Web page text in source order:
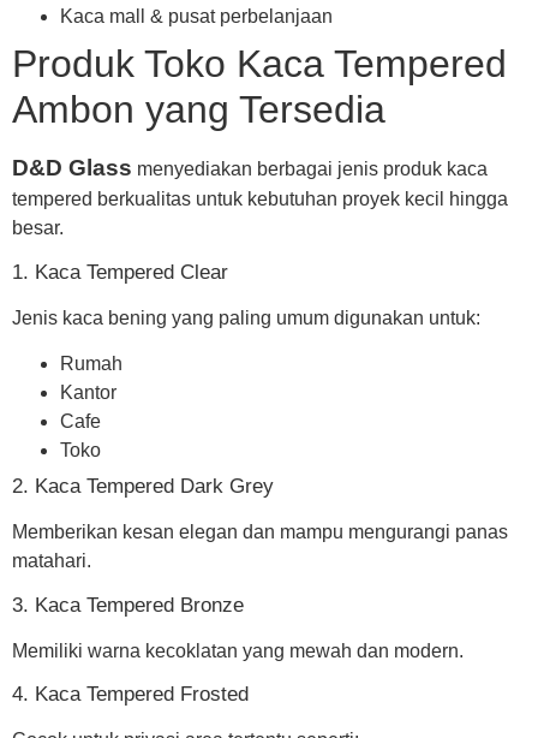
Kaca mall & pusat perbelanjaan
Produk Toko Kaca Tempered
Ambon yang Tersedia
D&D Glass menyediakan berbagai jenis produk kaca
tempered berkualitas untuk kebutuhan proyek kecil hingga
besar.
1. Kaca Tempered Clear
Jenis kaca bening yang paling umum digunakan untuk:
Rumah
Kantor
Cafe
Toko
2. Kaca Tempered Dark Grey
Memberikan kesan elegan dan mampu mengurangi panas
matahari.
3. Kaca Tempered Bronze
Memiliki warna kecoklatan yang mewah dan modern.
4. Kaca Tempered Frosted